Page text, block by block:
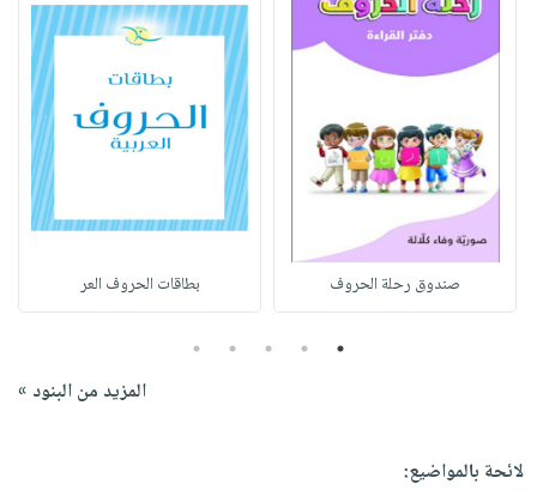
صندوق رحلة الحروف بطاقات الحروف العر
1
2
3
4
5
المزيد من البنود »
لائحة بالمواضيع: